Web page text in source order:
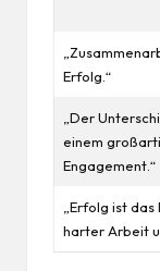
Erfolg.“
„Der
einem
Engagement.“
„Erfolg ist
harter Arbeit